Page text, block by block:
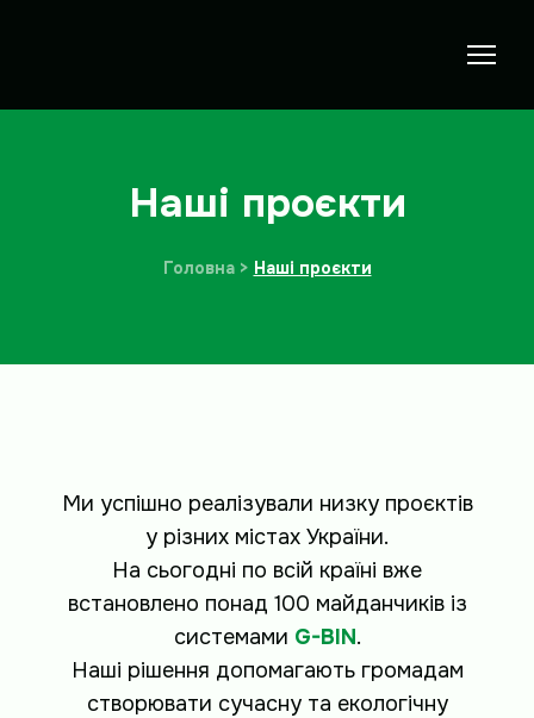
Наші проєкти
Головна > Наші проєкти
Ми успішно реалізували низку проєктів
у різних містах України.
На сьогодні по всій країні вже
встановлено понад 100 майданчиків із
системами G-BIN.
Наші рішення допомагають громадам
створювати сучасну та екологічну